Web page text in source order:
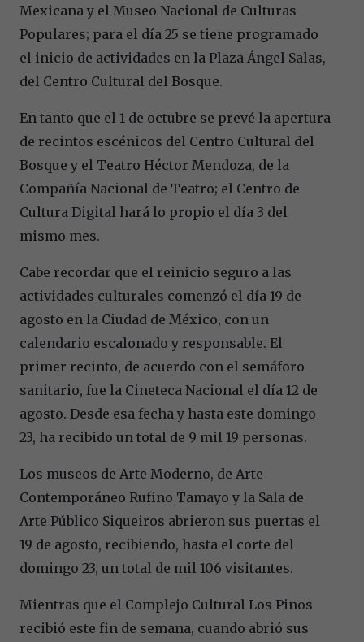
Mexicana y el Museo Nacional de Culturas
Populares; para el día 25 se tiene programado
el inicio de actividades en la Plaza Ángel Salas,
del Centro Cultural del Bosque.
En tanto que el 1 de octubre se prevé la apertura
de recintos escénicos del Centro Cultural del
Bosque y el Teatro Héctor Mendoza, de la
Compañía Nacional de Teatro; el Centro de
Cultura Digital hará lo propio el día 3 del
mismo mes.
Cabe recordar que el reinicio seguro a las
actividades culturales comenzó el día 19 de
agosto en la Ciudad de México, con un
calendario escalonado y responsable. El
primer recinto, de acuerdo con el semáforo
sanitario, fue la Cineteca Nacional el día 12 de
agosto. Desde esa fecha y hasta este domingo
23, ha recibido un total de 9 mil 19 personas.
Los museos de Arte Moderno, de Arte
Contemporáneo Rufino Tamayo y la Sala de
Arte Público Siqueiros abrieron sus puertas el
19 de agosto, recibiendo, hasta el corte del
domingo 23, un total de mil 106 visitantes.
Mientras que el Complejo Cultural Los Pinos
recibió este fin de semana, cuando abrió sus